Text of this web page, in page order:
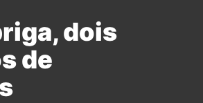
dois
de